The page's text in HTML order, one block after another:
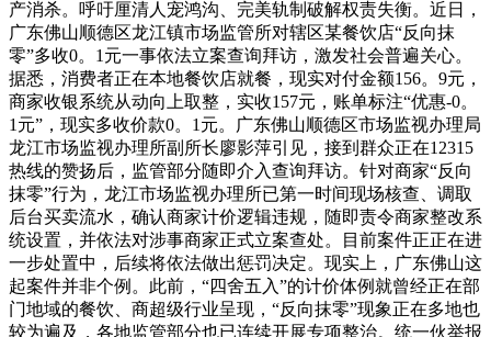
产消杀。呼吁厘清人宠鸿沟、完美轨制破解权责失衡。近日，
广东佛山顺德区龙江镇市场监管所对辖区某餐饮店“反向抹
零”多收0。1元一事依法立案查询拜访，激发社会普遍关心。
据悉，消费者正在本地餐饮店就餐，现实对付金额156。9元，
商家收银系统从动向上取整，实收157元，账单标注“优惠-0。
1元”，现实多收价款0。1元。广东佛山顺德区市场监视办理局
龙江市场监视办理所副所长廖影萍引见，接到群众正在12315
热线的赞扬后，监管部分随即介入查询拜访。针对商家“反向
抹零”行为，龙江市场监视办理所已第一时间现场核查、调取
后台买卖流水，确认商家计价逻辑违规，随即责令商家整改系
统设置，并依法对涉事商家正式立案查处。目前案件正正在进
一步处置中，后续将依法做出惩罚决定。现实上，广东佛山这
起案件并非个例。此前，“四舍五入”的计价体例就曾经正在部
门地域的餐饮、商超级行业呈现，“反向抹零”现象正在多地也
较为遍及，各地监管部分也已连续开展专项整治。统一伙举报